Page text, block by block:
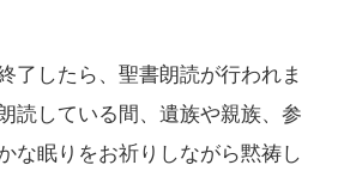
了したら、聖書朗読が行われま
読している間、遺族や親族、参
な眠りをお祈りしながら黙祷し